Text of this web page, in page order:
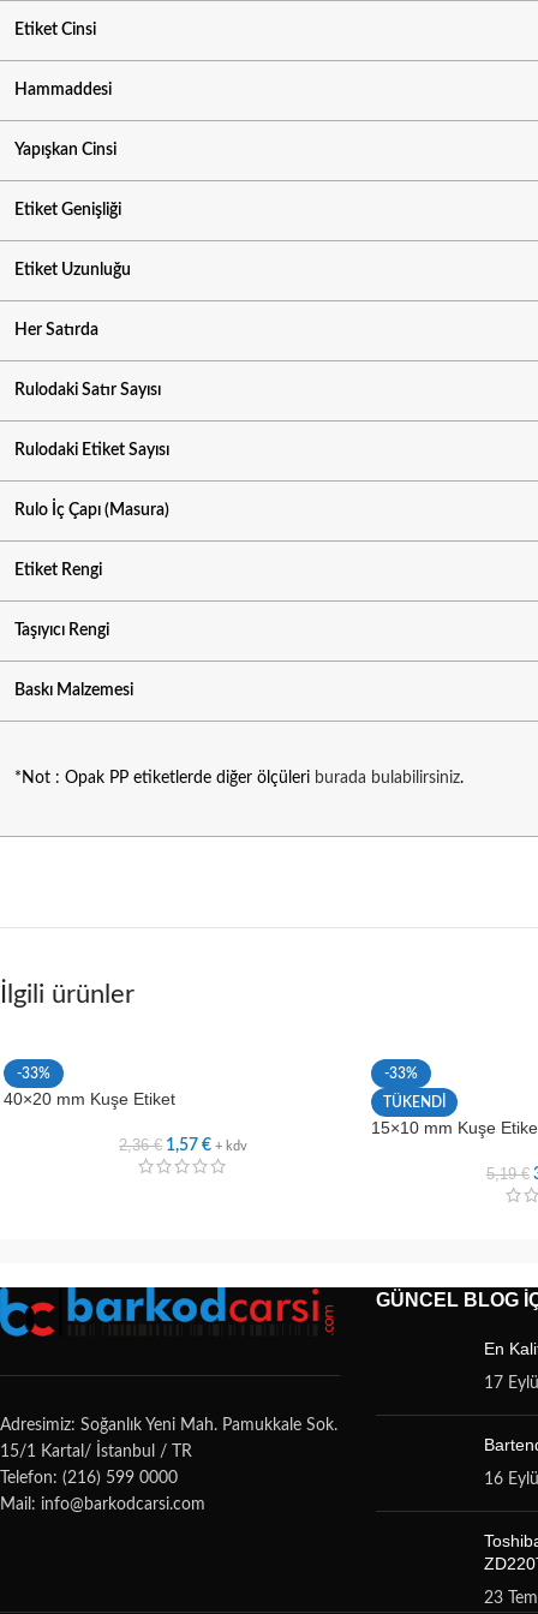
Etiket Cinsi
Hammaddesi
Yapışkan Cinsi
Etiket Genişliği
Etiket Uzunluğu
Her Satırda
Rulodaki Satır Sayısı
Rulodaki Etiket Sayısı
Rulo İç Çapı (Masura)
Etiket Rengi
Taşıyıcı Rengi
Baskı Malzemesi
*Not : Opak PP etiketlerde diğer ölçüleri burada bulabilirsiniz.
İlgili ürünler
-33%
40×20 mm Kuşe Etiket
2,36€ 1,57€ + kdv
-33%
TÜKENDİ
15×10 mm Kuşe
5,19€
Adresimiz: Soğanlık Yeni Mah. Pamukkale Sok.
15/1 Kartal/ İstanbul / TR
Telefon: (216) 599 0000
Mail: info@barkodcarsi.com
GÜNCEL BLOG
En
17
16
23